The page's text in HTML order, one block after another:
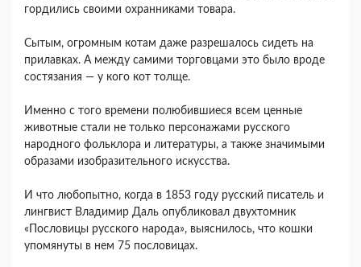
гордились своими охранниками товара.
Сытым, огромным котам даже разрешалось сидеть на
прилавках. А между самими торговцами это было вроде
состязания — у кого кот толще.
Именно с того времени полюбившиеся всем ценные
животные стали не только персонажами русского
народного фольклора и литературы, а также значимыми
образами изобразительного искусства.
И что любопытно, когда в 1853 году русский писатель и
лингвист Владимир Даль опубликовал двухтомник
«Пословицы русского народа», выяснилось, что кошки
упомянуты в нем 75 пословицах.